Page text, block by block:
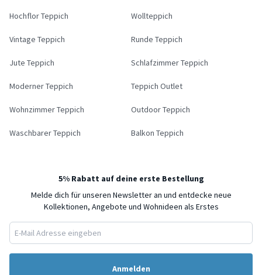
Hochflor Teppich Wollteppich
Vintage Teppich Runde Teppich
Jute Teppich Schlafzimmer Teppich
Moderner Teppich Teppich Outlet
Wohnzimmer Teppich Outdoor Teppich
Waschbarer Teppich Balkon Teppich
5% Rabatt auf deine erste Bestellung
Melde dich für unseren Newsletter an und entdecke neue
Kollektionen, Angebote und Wohnideen als Erstes
Anmelden